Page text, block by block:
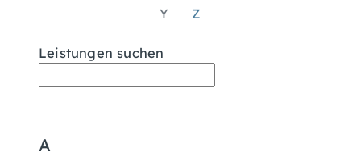
Y Z
Leistungen suchen
A